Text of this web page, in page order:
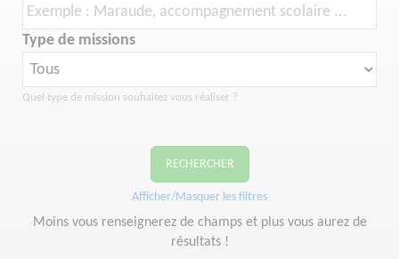
Type de missions
Quel type de mission souhaitez vous réaliser ?
RECHERCHER
Afficher/Masquer les filtres
Moins vous renseignerez de champs et plus vous aurez de
résultats !